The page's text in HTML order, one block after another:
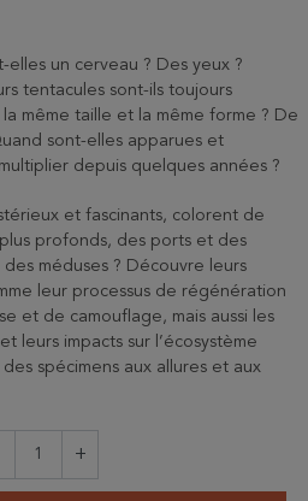
elles un cerveau ? Des yeux ?
tentacules sont-ils toujours
même taille et la même forme ? De
sont-elles apparues et
depuis quelques années ?
et fascinants, colorent de
profonds, des ports et des
méduses ? Découvre leurs
leur processus de régénération
et de camouflage, mais aussi les
leurs impacts sur l’écosystème
spécimens aux allures et aux
+